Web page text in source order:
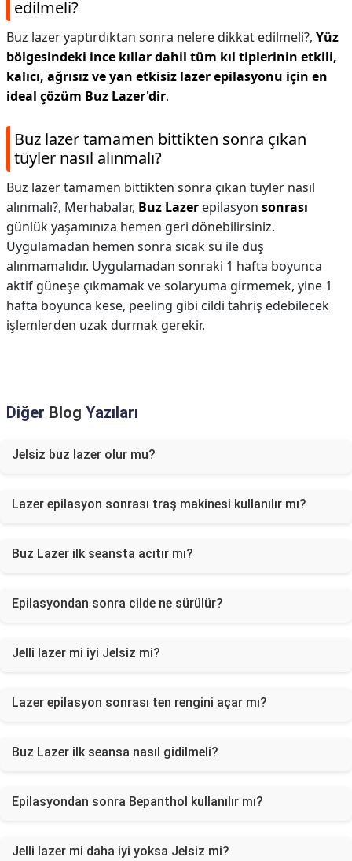
edilmeli?
Buz lazer yaptırdıktan sonra nelere dikkat edilmeli?, Yüz
bölgesindeki ince kıllar dahil tüm kıl tiplerinin etkili,
kalıcı, ağrısız ve yan etkisiz lazer epilasyonu için en
ideal çözüm Buz Lazer'dir.
Buz lazer tamamen bittikten sonra çıkan
tüyler nasıl alınmalı?
Buz lazer tamamen bittikten sonra çıkan tüyler nasıl
alınmalı?, Merhabalar, Buz Lazer epilasyon sonrası
günlük yaşamınıza hemen geri dönebilirsiniz.
Uygulamadan hemen sonra sıcak su ile duş
alınmamalıdır. Uygulamadan sonraki 1 hafta boyunca
aktif güneşe çıkmamak ve solaryuma girmemek, yine 1
hafta boyunca kese, peeling gibi cildi tahriş edebilecek
işlemlerden uzak durmak gerekir.
Diğer Blog Yazıları
Jelsiz buz lazer olur mu?
Lazer epilasyon sonrası traş makinesi kullanılır mı?
Buz Lazer ilk seansta acıtır mı?
Epilasyondan sonra cilde ne sürülür?
Jelli lazer mi iyi Jelsiz mi?
Lazer epilasyon sonrası ten rengini açar mı?
Buz Lazer ilk seansa nasıl gidilmeli?
Epilasyondan sonra Bepanthol kullanılır mı?
Jelli lazer mi daha iyi yoksa Jelsiz mi?